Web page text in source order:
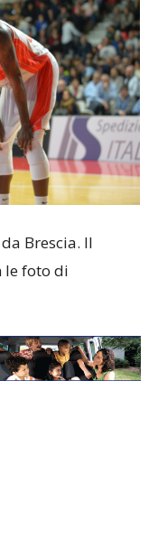
Brescia. Il
le foto di